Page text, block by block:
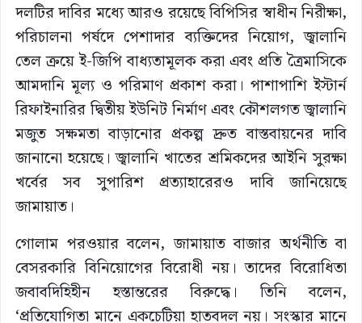
দলটির দাবির মধ্যে আরও রয়েছে বিপিসির স্বাধীন নিরীক্ষা,
পরিচালনা পর্ষদে পেশাদার ব্যক্তিদের নিয়োগ, জ্বালানি
তেল ক্রয়ে ই-জিপি বাধ্যতামূলক করা এবং প্রতি ত্রৈমাসিকে
আমদানি মূল্য ও পরিমাণ প্রকাশ করা। পাশাপাশি ইস্টার্ন
রিফাইনারির দ্বিতীয় ইউনিট নির্মাণ এবং কৌশলগত জ্বালানি
মজুত সক্ষমতা বাড়ানোর প্রকল্প দ্রুত বাস্তবায়নের দাবি
জানানো হয়েছে। জ্বালানি খাতের শ্রমিকদের আইনি সুরক্ষা
খর্বের সব সুপারিশ প্রত্যাহারেরও দাবি জানিয়েছে
জামায়াত।
গোলাম পরওয়ার বলেন, জামায়াত বাজার অর্থনীতি বা
বেসরকারি বিনিয়োগের বিরোধী নয়। তাদের বিরোধিতা
জবাবদিহিহীন হস্তান্তরের বিরুদ্ধে। তিনি বলেন,
‘প্রতিযোগিতা মানে একচেটিয়া হাতবদল নয়। সংস্কার মানে